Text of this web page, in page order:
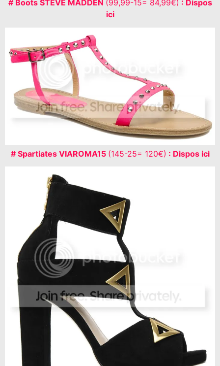
# Boots STEVE MADDEN (99,99-15= 84,99€) : Dispos
ici
# Spartiates VIAROMA15 (145-25= 120€) : Dispos ici